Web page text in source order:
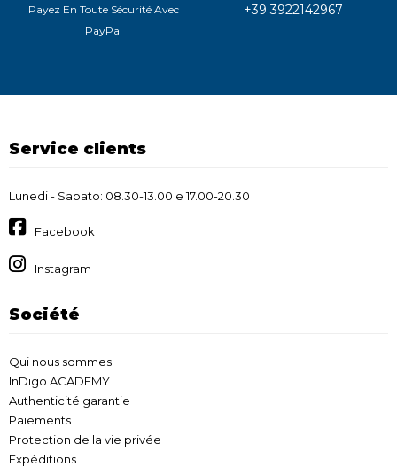
Payez En Toute Sécurité Avec
PayPal
+39 3922142967
Service clients
Lunedi - Sabato: 08.30-13.00 e 17.00-20.30
Facebook
Instagram
Société
Qui nous sommes
InDigo ACADEMY
Authenticité garantie
Paiements
Protection de la vie privée
Expéditions